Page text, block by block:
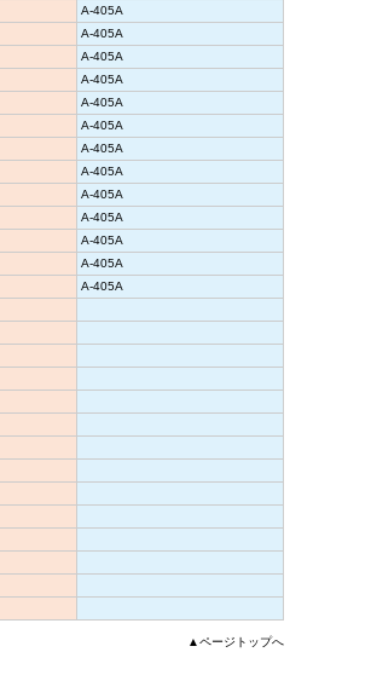
A-405A
A-405A
A-405A
A-405A
A-405A
A-405A
A-405A
A-405A
A-405A
A-405A
A-405A
A-405A
A-405A
▲ページトップへ